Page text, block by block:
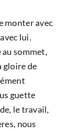
monter avec
lui.
sommet,
gloire de
guette
le travail,
nous